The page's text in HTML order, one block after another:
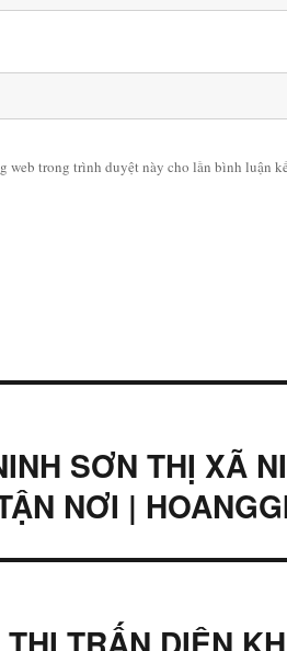
web trong trình duyệt này cho lần bình luận
SƠN THỊ XÃ
NƠI |